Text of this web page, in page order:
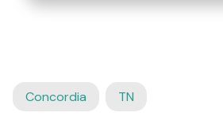
Concordia TN